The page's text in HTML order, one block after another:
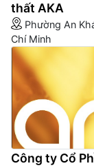
thất AKA
Phường An
Chí Minh
Công ty Cổ